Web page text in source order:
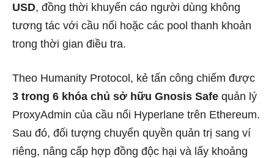
USD, đồng thời khuyến cáo người dùng không
tương tác với cầu nối hoặc các pool thanh khoản
trong thời gian điều tra.
Theo Humanity Protocol, kẻ tấn công chiếm được
3 trong 6 khóa chủ sở hữu Gnosis Safe quản lý
ProxyAdmin của cầu nối Hyperlane trên Ethereum.
Sau đó, đối tượng chuyển quyền quản trị sang ví
riêng, nâng cấp hợp đồng độc hại và lấy khoảng